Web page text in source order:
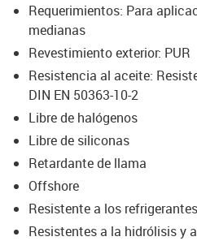
Requerimientos: Para
medianas
Revestimiento exterior: PUR
Resistencia al aceite:
DIN EN 50363-10-2
Libre de halógenos
Libre de siliconas
Retardante de llama
Offshore
Resistente a los refrigerantes
Resistentes a la hidrólisis y